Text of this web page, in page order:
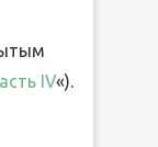
IV«).